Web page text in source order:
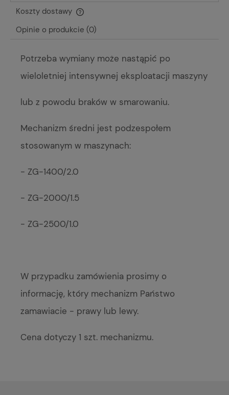
Koszty dostawy
Cena nie zawiera ewentualnych kosztów płatności
Opinie o produkcie (0)
Potrzeba wymiany może nastąpić po
wieloletniej intensywnej eksploatacji maszyny
lub z powodu braków w smarowaniu.
Mechanizm średni jest podzespołem
stosowanym w maszynach:
- ZG-1400/2.0
- ZG-2000/1.5
- ZG-2500/1.0
W przypadku zamówienia prosimy o
informację, który mechanizm Państwo
zamawiacie - prawy lub lewy.
Cena dotyczy 1 szt. mechanizmu.